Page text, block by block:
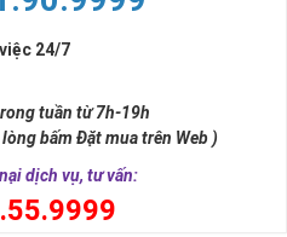
- con số đẹp được lòng nhiều
phát lộc, phát công danh. Hay
số biểu tượng cho thần tài ban
24/7
tuần từ 7h-19h
bấm Đặt mua trên Web )
dịch vụ, tư vấn: